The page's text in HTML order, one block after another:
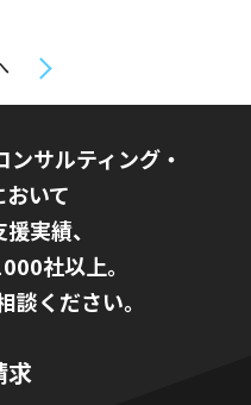
サルティング・
いて
実績、
社以上。
談ください。
求